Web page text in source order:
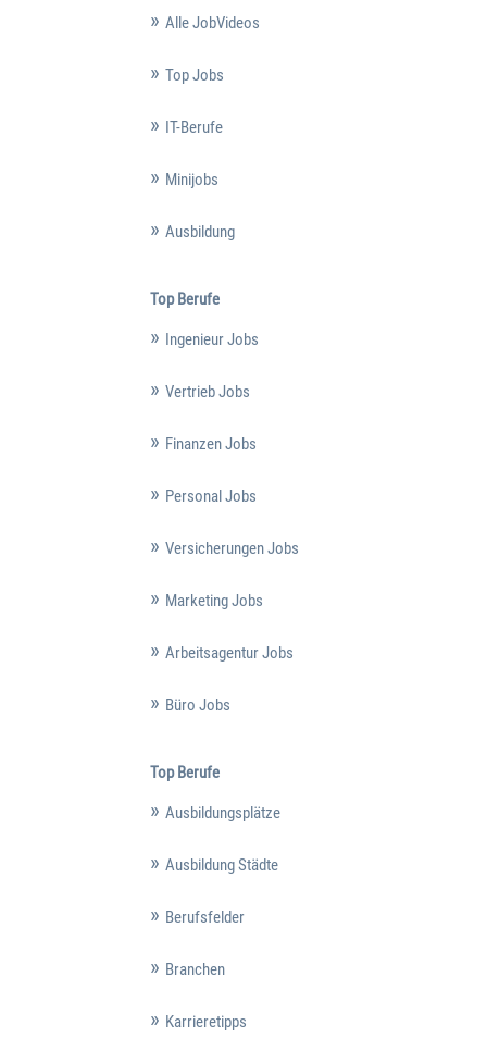
Alle JobVideos
Top Jobs
IT-Berufe
Minijobs
Ausbildung
Top Berufe
Ingenieur Jobs
Vertrieb Jobs
Finanzen Jobs
Personal Jobs
Versicherungen Jobs
Marketing Jobs
Arbeitsagentur Jobs
Büro Jobs
Top Berufe
Ausbildungsplätze
Ausbildung Städte
Berufsfelder
Branchen
Karrieretipps